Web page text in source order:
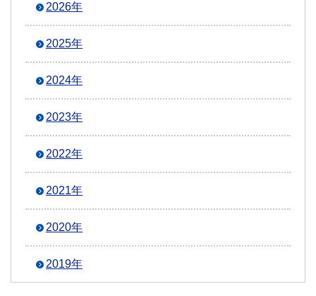
2026年
2025年
2024年
2023年
2022年
2021年
2020年
2019年